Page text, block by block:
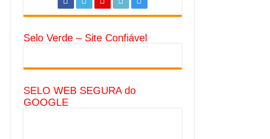
Selo Verde – Site Confiável
SELO WEB SEGURA do
GOOGLE